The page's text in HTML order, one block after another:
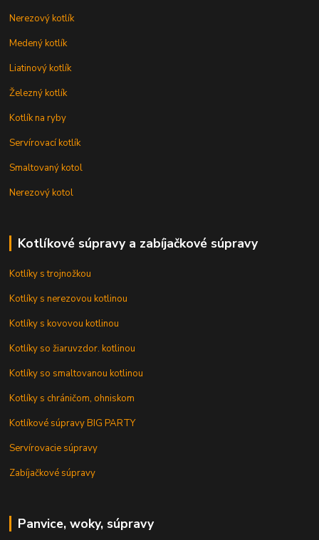
Nerezový kotlík
Medený kotlík
Liatinový kotlík
Železný kotlík
Kotlík na ryby
Servírovací kotlík
Smaltovaný kotol
Nerezový kotol
Kotlíkové súpravy a zabíjačkové súpravy
Kotlíky s trojnožkou
Kotlíky s nerezovou kotlinou
Kotlíky s kovovou kotlinou
Kotlíky so žiaruvzdor. kotlinou
Kotlíky so smaltovanou kotlinou
Kotlíky s chráničom, ohniskom
Kotlíkové súpravy BIG PARTY
Servírovacie súpravy
Zabíjačkové súpravy
Panvice, woky, súpravy